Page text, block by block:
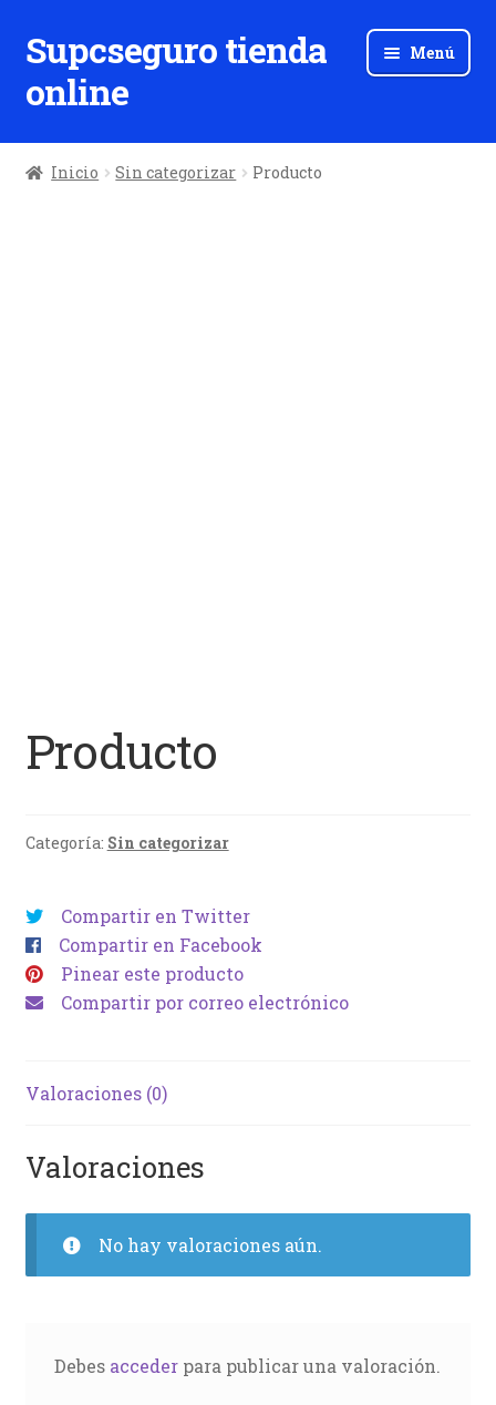
Ir
a
la
Ir
al
contenido
Supcseguro tienda
online
Menú
Inicio Sin categorizar Producto
Producto
Categoría: Sin categorizar
Compartir en Twitter
Compartir en Facebook
Pinear este producto
Compartir por correo electrónico
Valoraciones (0)
Valoraciones
No hay valoraciones aún.
Debes accederpara publicar una valoración.